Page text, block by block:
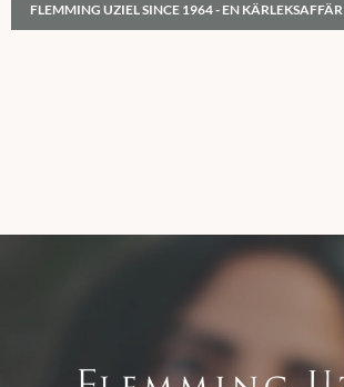
FLEMMING UZIEL SINCE 1964 - EN KÄRLEKSAFFÄR